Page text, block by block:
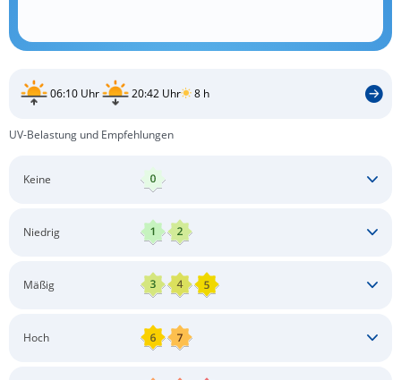
06:10 Uhr 20:42 Uhr 8 h
UV-Belastung und Empfehlungen
Keine
Niedrig
Mäßig
Langärmlige Bekleidung
Hoch